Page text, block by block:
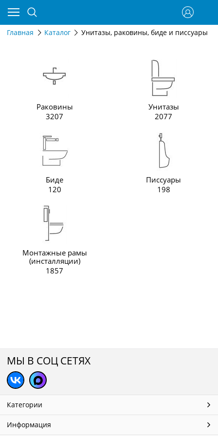
Главная Каталог Унитазы, раковины, биде и писсуары
Раковины
3207
Унитазы
2077
Биде
120
Писсуары
198
Монтажные рамы
(инсталляции)
1857
МЫ В СОЦ СЕТЯХ
Категории
Информация